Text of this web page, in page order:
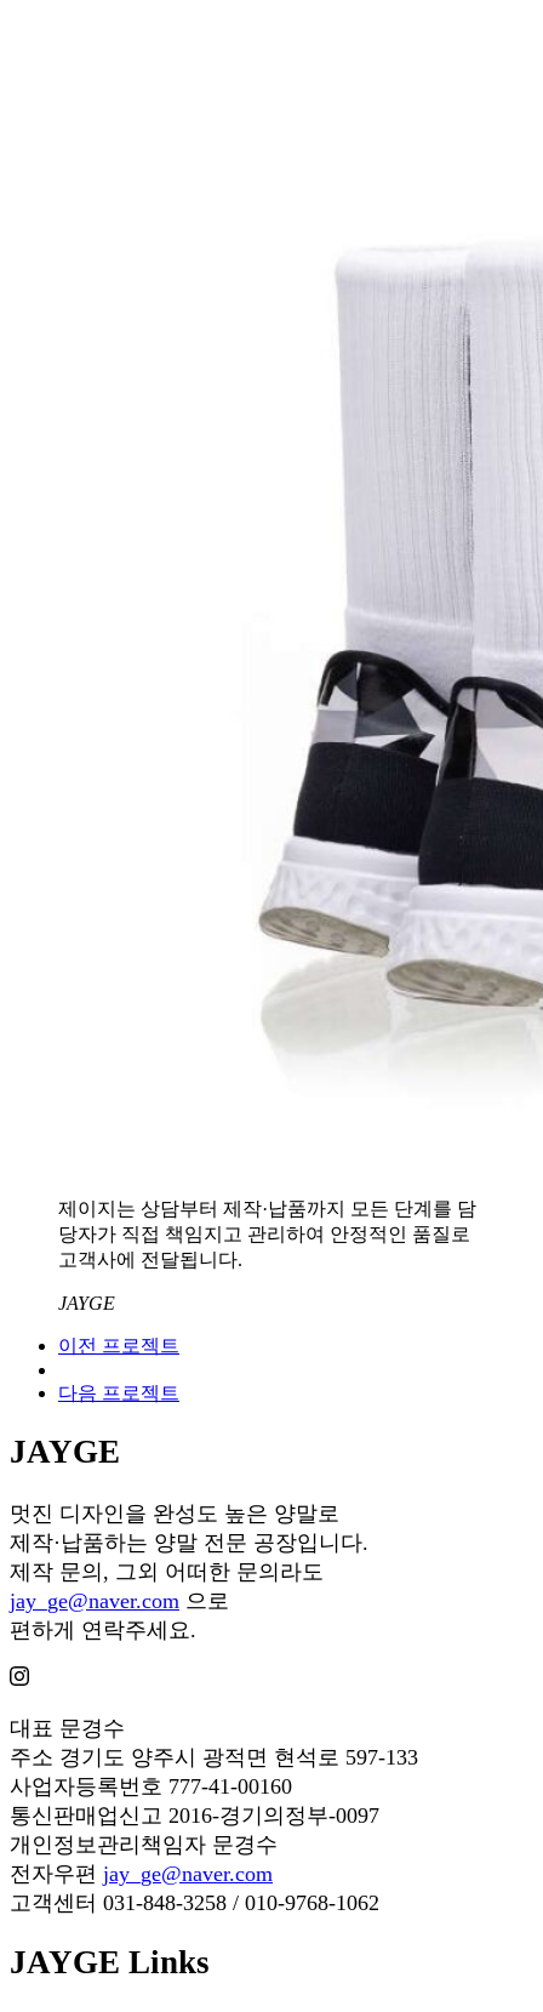
제이지는 상담부터 제작·납품까지 모든 단계를 담
당자가 직접 책임지고 관리하여 안정적인 품질로
고객사에 전달됩니다.
JAYGE
이전 프로젝트
다음 프로젝트
JAYGE
멋진 디자인을 완성도 높은 양말로
제작·납품하는 양말 전문 공장입니다.
제작 문의, 그외 어떠한 문의라도
jay_ge@naver.com 으로
편하게 연락주세요.
대표 문경수
주소 경기도 양주시 광적면 현석로 597-133
사업자등록번호 777-41-00160
통신판매업신고 2016-경기의정부-0097
개인정보관리책임자 문경수
전자우편 jay_ge@naver.com
고객센터 031-848-3258 / 010-9768-1062
JAYGE Links